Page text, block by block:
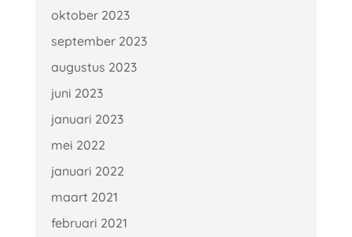
oktober 2023
september 2023
augustus 2023
juni 2023
januari 2023
mei 2022
januari 2022
maart 2021
februari 2021